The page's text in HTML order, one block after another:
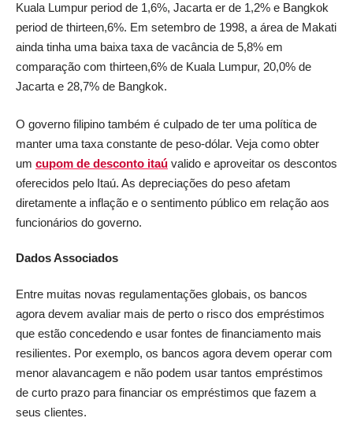
Kuala Lumpur period de 1,6%, Jacarta er de 1,2% e Bangkok
period de thirteen,6%. Em setembro de 1998, a área de Makati
ainda tinha uma baixa taxa de vacância de 5,8% em
comparação com thirteen,6% de Kuala Lumpur, 20,0% de
Jacarta e 28,7% de Bangkok.
O governo filipino também é culpado de ter uma política de
manter uma taxa constante de peso-dólar. Veja como obter
um cupom de desconto itaú valido e aproveitar os descontos
oferecidos pelo Itaú. As depreciações do peso afetam
diretamente a inflação e o sentimento público em relação aos
funcionários do governo.
Dados Associados
Entre muitas novas regulamentações globais, os bancos
agora devem avaliar mais de perto o risco dos empréstimos
que estão concedendo e usar fontes de financiamento mais
resilientes. Por exemplo, os bancos agora devem operar com
menor alavancagem e não podem usar tantos empréstimos
de curto prazo para financiar os empréstimos que fazem a
seus clientes.